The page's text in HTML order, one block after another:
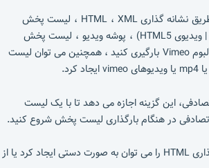
هر نوع لیست پخش را از طریق نشانه گذاری HTML ، XML ، لیست پخش
ترکیبی (vimeo | youtube | ویدیوی HTML5) ، پوشه ویدیو ، لیست پخش
یوتیوب یا لیست پخش / آلبوم Vimeo بارگیری کنید ، همچنین می توان لیست
این گزینه اجازه می دهد تا با یک لیست
در هنگام بارگذاری لیست پخش شروع کنید.
لیست های پخش نشانه گذاری HTML را می توان به صورت دستی ایجاد کرد یا از